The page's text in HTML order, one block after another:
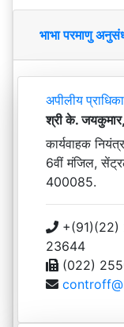
भाभा परमाणु
अपीलीय
श्री के. जयकुमार,
कार्यवाहक
6वीं मंजिल,
400085.
+(91)(22)
23644
(022)